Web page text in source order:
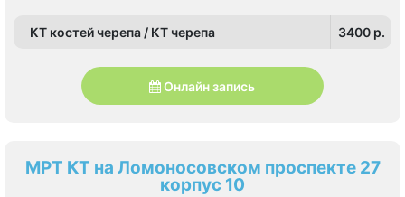
КТ костей черепа / КТ черепа 3400 p.
Онлайн запись
МРТ КТ на Ломоносовском проспекте 27
корпус 10